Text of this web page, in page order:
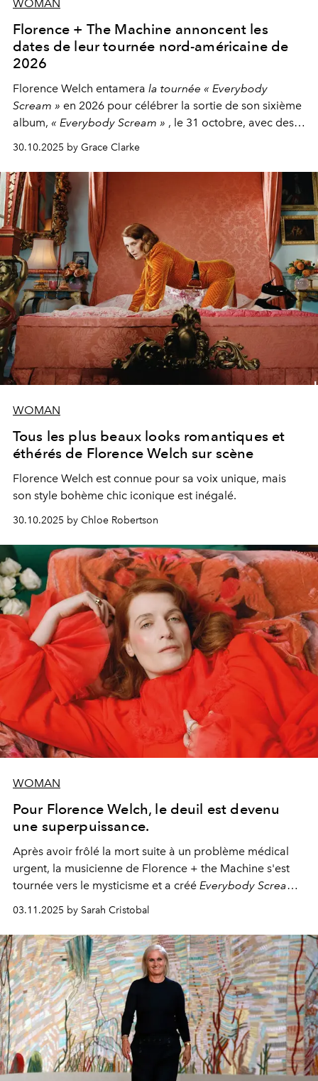
WOMAN
Florence + The Machine annoncent les
dates de leur tournée nord-américaine de
2026
Florence Welch entamera la tournée « Everybody
Scream » en 2026 pour célébrer la sortie de son sixième
album, « Everybody Scream » , le 31 octobre, avec des
30.10.2025 by Grace Clarke
WOMAN
Tous les plus beaux looks romantiques et
éthérés de Florence Welch sur scène
Florence Welch est connue pour sa voix unique, mais
son style bohème chic iconique est inégalé.
30.10.2025 by Chloe Robertson
WOMAN
Pour Florence Welch, le deuil est devenu
une superpuissance.
Après avoir frôlé la mort suite à un problème médical
urgent, la musicienne de Florence + the Machine s'est
tournée vers le mysticisme et a créé Everybody Scream
03.11.2025 by Sarah Cristobal